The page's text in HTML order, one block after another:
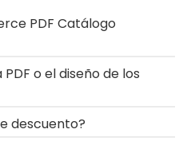
PDF Catálogo
o el diseño de los
descuento?